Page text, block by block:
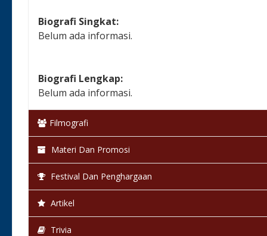
Biografi Singkat:
Belum ada informasi.
Biografi Lengkap:
Belum ada informasi.
Filmografi
Materi Dan Promosi
Festival Dan Penghargaan
Artikel
Trivia